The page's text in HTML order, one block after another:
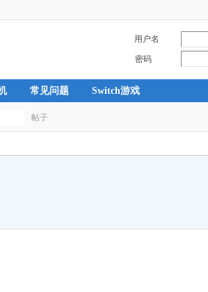
用户名
密码
常见问题 Switch游戏
帖子